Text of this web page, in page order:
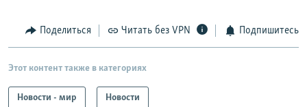
Поделиться Читать без VPN Подпишитесь
Этот контент также в категориях
Новости - мир Новости